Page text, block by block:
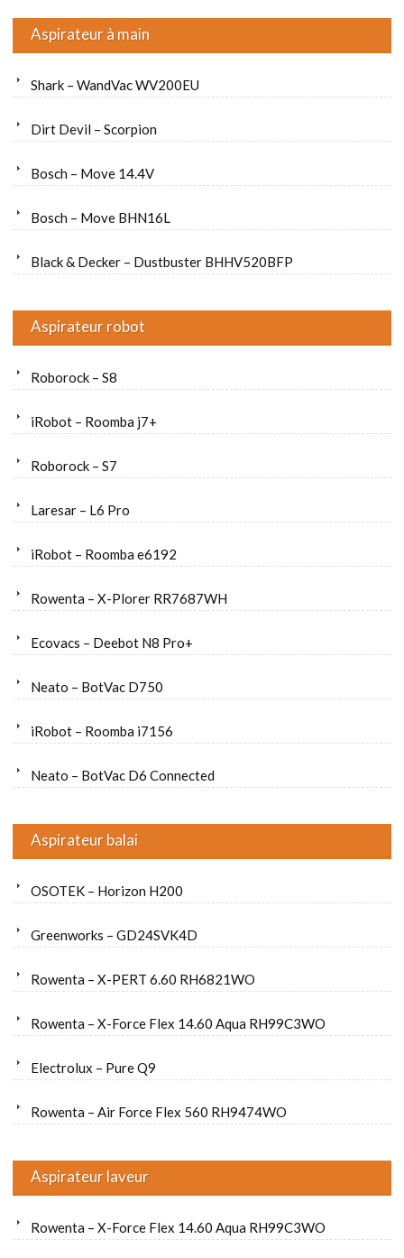
Aspirateur à main
Shark – WandVac WV200EU
Dirt Devil – Scorpion
Bosch – Move 14.4V
Bosch – Move BHN16L
Black & Decker – Dustbuster BHHV520BFP
Aspirateur robot
Roborock – S8
iRobot – Roomba j7+
Roborock – S7
Laresar – L6 Pro
iRobot – Roomba e6192
Rowenta – X-Plorer RR7687WH
Ecovacs – Deebot N8 Pro+
Neato – BotVac D750
iRobot – Roomba i7156
Neato – BotVac D6 Connected
Aspirateur balai
OSOTEK – Horizon H200
Greenworks – GD24SVK4D
Rowenta – X-PERT 6.60 RH6821WO
Rowenta – X-Force Flex 14.60 Aqua RH99C3WO
Electrolux – Pure Q9
Rowenta – Air Force Flex 560 RH9474WO
Aspirateur laveur
Rowenta – X-Force Flex 14.60 Aqua RH99C3WO